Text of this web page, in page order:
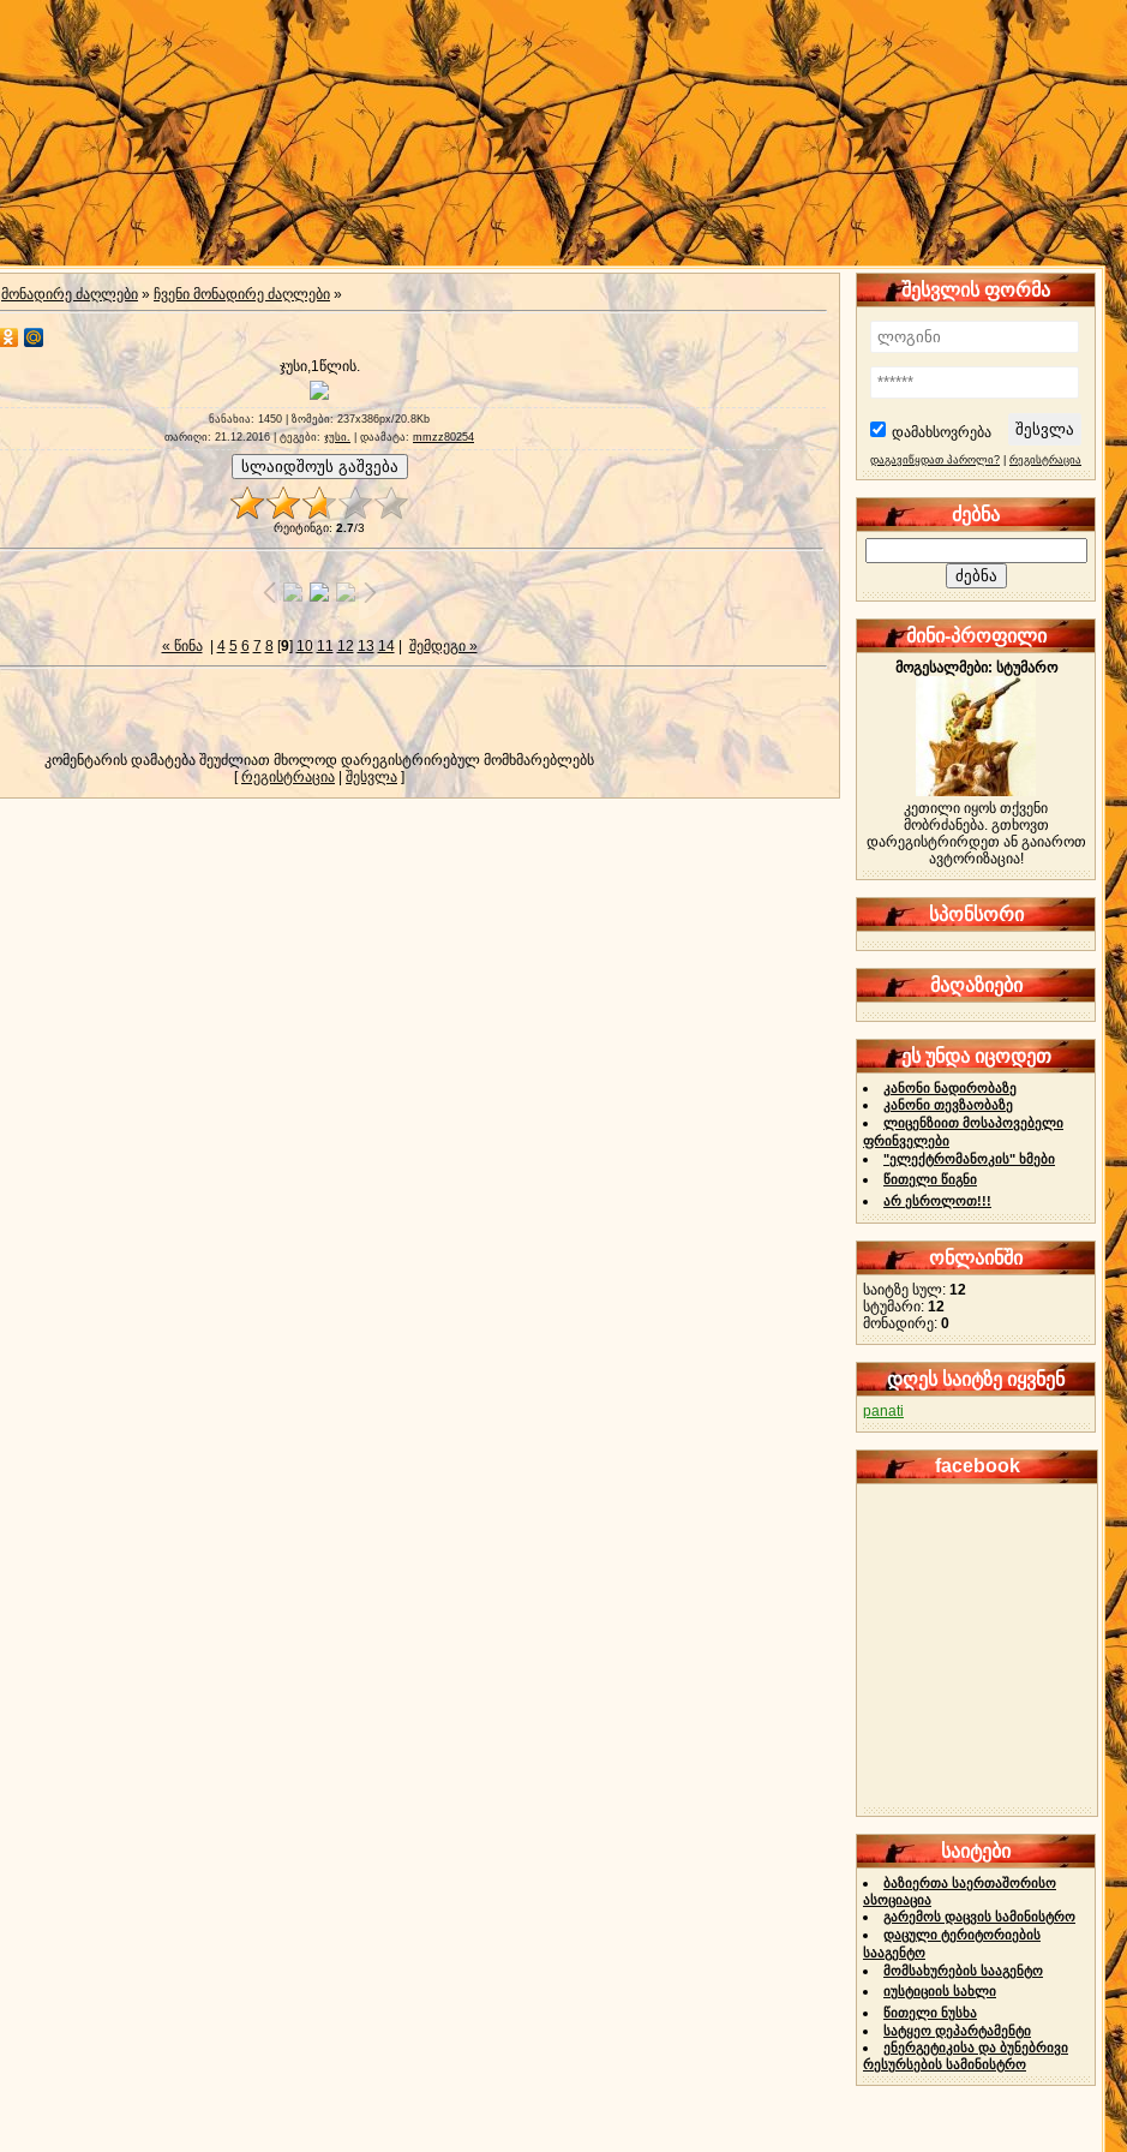
მონადირე ძაღლები » ჩვენი მონადირე ძაღლები »
ჯუსი,1წლის.
ნანახია: 1450 | ზომები: 237x386px/20.8Kb
თარიღი: 21.12.2016 |ტეგები: ჯუსი. დაამატა: mmzz80254
რეიტინგი: 2.7/3
« წინა| 4 5 6 7 8[9] 10 11 12 13 14| შემდეგი »
კომენტარის დამატება შეუძლიათ მხოლოდ დარეგისტრირებულ მომხმარებლებს
[რეგისტრაცია შესვლა ]
შესვლის ფორმა
დამახსოვრება
დაგავიწყდათ პაროლი? რეგისტრაცია
ძებნა
მინი-პროფილი
მოგესალმები: სტუმარო
კეთილი იყოს თქვენი
მობრძანება. გთხოვთ
დარეგისტრირდეთ ან გაიაროთ
ავტორიზაცია!
სპონსორი
მაღაზიები
ეს უნდა იცოდეთ
კანონი ნადირობაზე
კანონი თევზაობაზე
ლიცენზიით მოსაპოვებელი
ფრინველები
"ელექტრომანოკის" ხმები
წითელი წიგნი
არ ესროლოთ!!!
ონლაინში
საიტზე სულ: 12
სტუმარი: 12
მონადირე: 0
დღეს საიტზე იყვნენ
panati
facebook
საიტები
ბაზიერთა საერთაშორისო
ასოციაცია
გარემოს დაცვის სამინისტრო
დაცული ტერიტორიების
სააგენტო
მომსახურების სააგენტო
იუსტიციის სახლი
წითელი ნუსხა
სატყეო დეპარტამენტი
ენერგეტიკისა და ბუნებრივი
რესურსების სამინისტრო